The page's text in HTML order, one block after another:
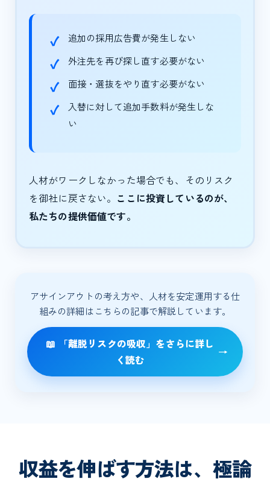
追加の採用広告費が発生しない
外注先を再び探し直す必要がない
面接・選抜をやり直す必要がない
入替に対して追加手数料が発生しな
い
人材がワークしなかった場合でも、そのリスク
を御社に戻さない。 ここに投資しているのが、
私たちの提供価値です。
アサインアウトの考え方や、人材を安定運用する仕
組みの詳細はこちらの記事で解説しています。
📖 「離脱リスクの吸収」をさらに詳し
く読む
→
収益を伸ばす方法は、極論